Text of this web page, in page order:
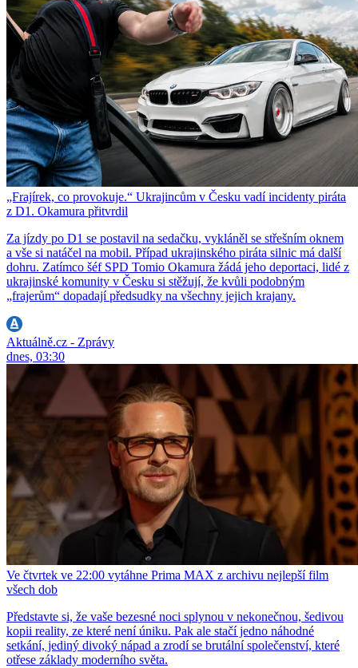
„Frajírek, co provokuje.“ Ukrajincům v Česku vadí incidenty piráta
z D1. Okamura přitvrdil
Za jízdy po D1 se postavil na sedačku, vykláněl se střešním oknem
a vše si natáčel na mobil. Případ ukrajinského piráta silnic má další
dohru. Zatímco šéf SPD Tomio Okamura žádá jeho deportaci, lidé z
ukrajinské komunity v Česku si stěžují, že kvůli podobným
„frajerům“ dopadají předsudky na všechny jejich krajany.
Aktuálně.cz - Zprávy
dnes, 03:30
Ve čtvrtek ve 22:00 vytáhne Prima MAX z archivu nejlepší film
všech dob
Představte si, že vaše bezesné noci splynou v nekonečnou, šedivou
kopii reality, ze které není úniku. Pak ale stačí jedno náhodné
setkání, jediný divoký nápad a zrodí se brutální společenství, které
otřese základy moderního světa.